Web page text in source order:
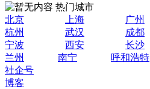
热门城市
北京
上海 广州
杭州
武汉 成都
宁波
西安 长沙
兰州
南宁 呼和浩特
社企号
博客